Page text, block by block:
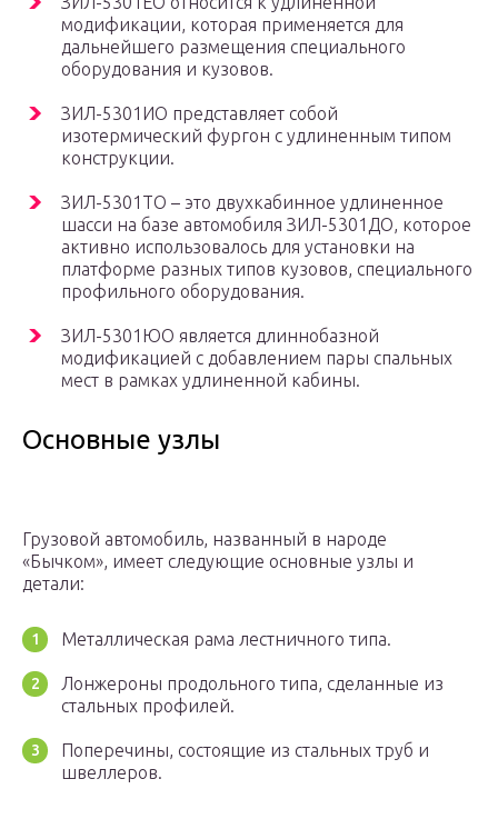
модификации, которая применяется для
дальнейшего размещения специального
оборудования и кузовов.
ЗИЛ-5301ИО представляет собой
изотермический фургон с удлиненным типом
конструкции.
ЗИЛ-5301ТО – это двухкабинное удлиненное
шасси на базе автомобиля ЗИЛ-5301ДО, которое
активно использовалось для установки на
платформе разных типов кузовов, специального
профильного оборудования.
ЗИЛ-5301ЮО является длиннобазной
модификацией с добавлением пары спальных
мест в рамках удлиненной кабины.
Основные узлы
Грузовой автомобиль, названный в народе
«Бычком», имеет следующие основные узлы и
детали:
Металлическая рама лестничного типа.
Лонжероны продольного типа, сделанные из
стальных профилей.
Поперечины, состоящие из стальных труб и
швеллеров.